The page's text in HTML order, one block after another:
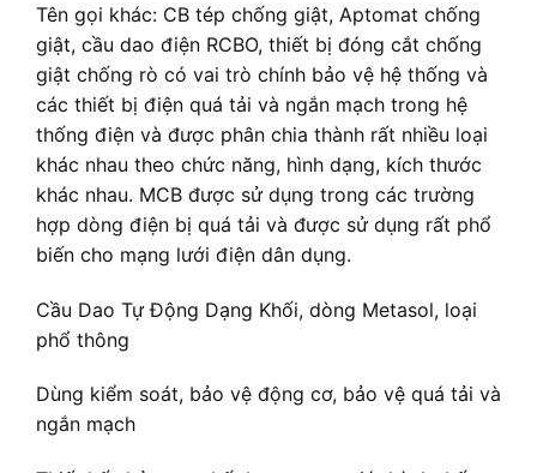
Tên gọi khác: CB tép chống giật, Aptomat chống
giật, cầu dao điện RCBO, thiết bị đóng cắt chống
giật chống rò có vai trò chính bảo vệ hệ thống và
các thiết bị điện quá tải và ngắn mạch trong hệ
thống điện và được phân chia thành rất nhiều loại
khác nhau theo chức năng, hình dạng, kích thước
khác nhau. MCB được sử dụng trong các trường
hợp dòng điện bị quá tải và được sử dụng rất phổ
biến cho mạng lưới điện dân dụng.
Cầu Dao Tự Động Dạng Khối, dòng Metasol, loại
phổ thông
Dùng kiểm soát, bảo vệ động cơ, bảo vệ quá tải và
ngắn mạch